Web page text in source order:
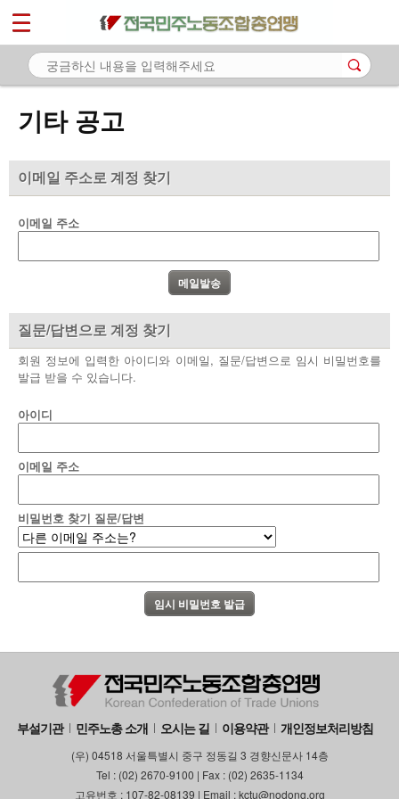
기타 공고
이메일 주소로 계정 찾기
이메일 주소
질문/답변으로 계정 찾기
회원 정보에 입력한 아이디와 이메일, 질문/답변으로 임시 비밀번호를
발급 받을 수 있습니다.
아이디
이메일 주소
비밀번호 찾기 질문/답변
부설기관 민주노총 소개 오시는 길 이용약관 개인정보처리방침
(우) 04518 서울특별시 중구 정동길 3 경향신문사 14층
Tel : (02) 2670-9100 | Fax : (02) 2635-1134
고유번호 : 107-82-08139 | Email : kctu@nodong.org
마이페이지
소개
- 공지사항
- 성명·보도
부설기관
업무